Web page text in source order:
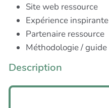
Site web ressource
Expérience inspirante
Partenaire ressource
Méthodologie / guide
Description